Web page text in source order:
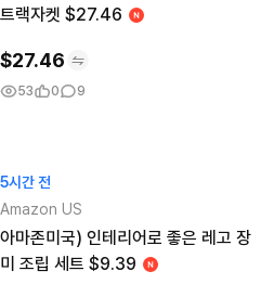
트랙자켓 $27.46
$27.46
53 0 9
5시간 전
Amazon US
아마존미국) 인테리어로 좋은 레고 장
미 조립 세트 $9.39